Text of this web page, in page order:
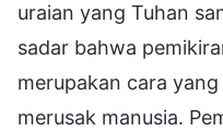
uraian yang Tuhan
sadar bahwa
merupakan cara
merusak manusia.